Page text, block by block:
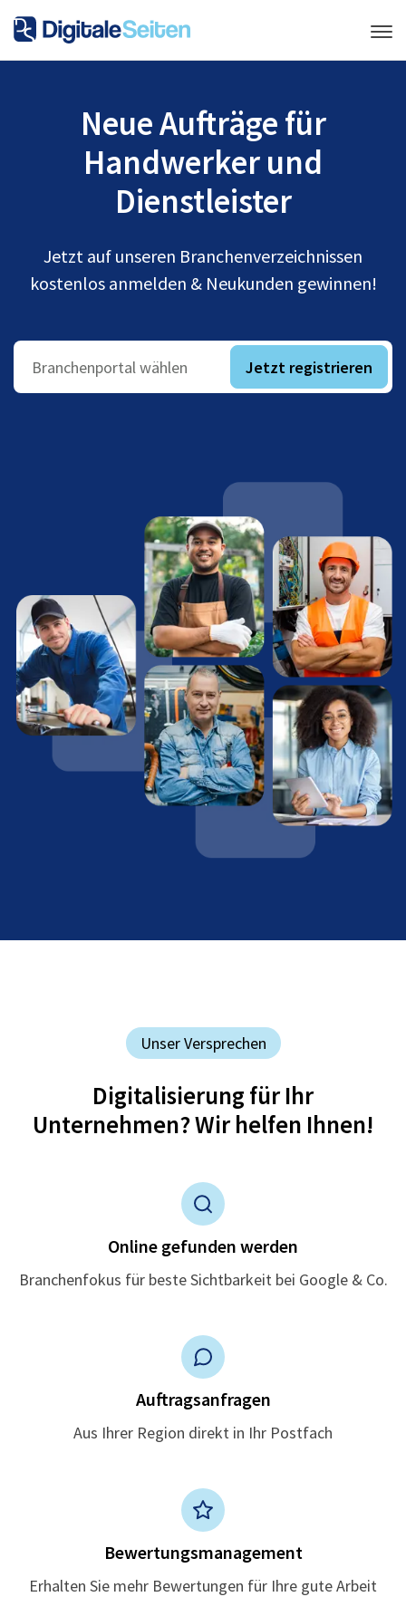
Neue Aufträge für
Handwerker und
Dienstleister
Jetzt auf unseren Branchenverzeichnissen
kostenlos anmelden & Neukunden gewinnen!
Branchenportal wählen Jetzt registrieren
Unser Versprechen
Digitalisierung für Ihr
Unternehmen? Wir helfen Ihnen!
Online gefunden werden
Branchenfokus für beste Sichtbarkeit bei Google & Co.
Auftragsanfragen
Aus Ihrer Region direkt in Ihr Postfach
Bewertungsmanagement
Erhalten Sie mehr Bewertungen für Ihre gute Arbeit